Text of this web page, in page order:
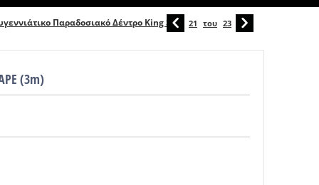
Παραδοσιακό Δέντρο King Size
21 του 23
(3m)